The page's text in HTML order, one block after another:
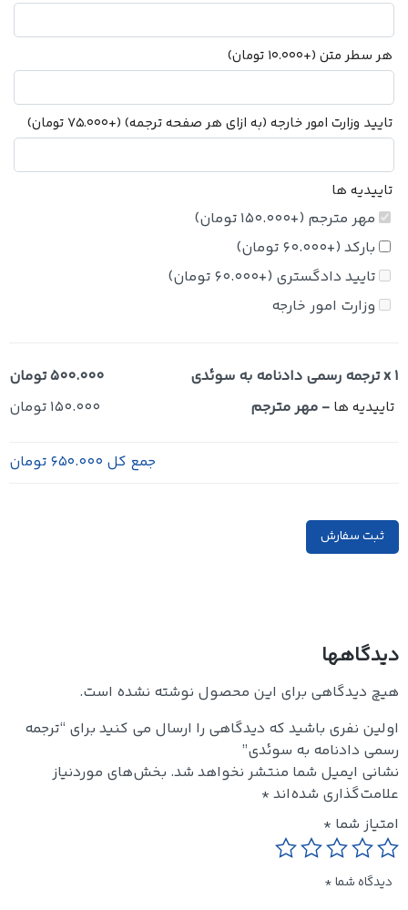
هر سطر متن(+
10.000تومان)
تایید وزارت امور خارجه (به ازای هر صفحه ترجمه)(+
75.000تومان)
تاییدیه ها
مهر مترجم(+
150.000تومان)
بارکد(+
60.000تومان)
تایید دادگستری(+
60.000تومان)
وزارت امور خارجه
x 1ترجمه رسمی دادنامه به سوئدی 500.000 تومان
تاییدیه ها-مهر مترجم 150.000 تومان
جمع کل650.000 تومان
ثبت سفارش
دیدگاهها
هیچ دیدگاهی برای این محصول نوشته نشده است.
اولین نفری باشید که دیدگاهی را ارسال می کنید برای “ترجمه
رسمی دادنامه به سوئدی”
نشانی ایمیل شما منتشر نخواهد شد.بخش‌های موردنیاز
علامت‌گذاری شده‌اند*
امتیاز شما*
دیدگاه شما*